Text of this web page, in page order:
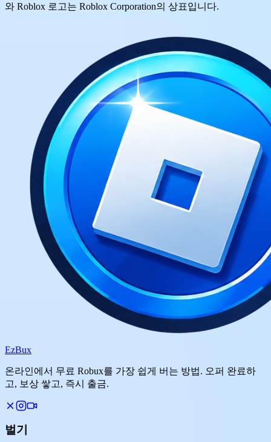
와 Roblox 로고는 Roblox Corporation의 상표입니다.
EzBux
온라인에서 무료 Robux를 가장 쉽게 버는 방법. 오퍼 완료하
고, 보상 쌓고, 즉시 출금.
벌기